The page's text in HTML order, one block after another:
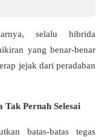
selalu hibrida
yang benar-benar
jejak dari peradaban
Pernah Selesai
batas-batas tegas